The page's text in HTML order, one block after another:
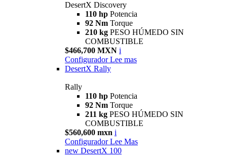
DesertX Discovery
110 hp Potencia
92 Nm Torque
210 kg PESO HÚMEDO SIN
COMBUSTIBLE
$466,700 MXN i
Configurador Lee mas
DesertX Rally
Rally
110 hp Potencia
92 Nm Torque
211 kg PESO HÚMEDO SIN
COMBUSTIBLE
$560,600 mxn i
Configurador Lee Mas
new DesertX 100